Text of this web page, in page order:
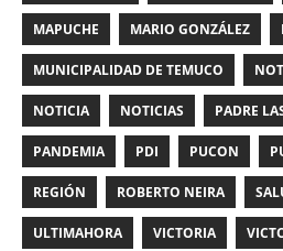
MAPUCHE MARIO GONZÁLEZ
MUNICIPALIDAD DE TEMUCO
NOTICIA NOTICIAS PADRE
PANDEMIA PDI PUCON
REGIÓN ROBERTO NEIRA
ULTIMAHORA VICTORIA